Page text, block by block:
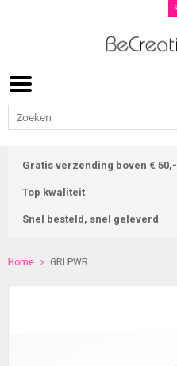
Gratis verzending boven € 50,-
Top kwaliteit
Snel besteld, snel geleverd
Home GRLPWR